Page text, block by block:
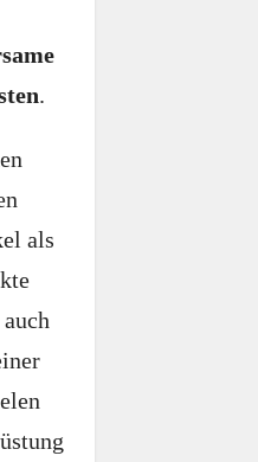
.
als